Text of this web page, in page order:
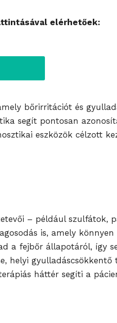
elérhetőek:
bőrirritációt és
segít pontosan
eszközök célzott
– például szulfátok,
is, amely könnyen
a fejbőr állapotáról, így
helyi
háttér segíti a